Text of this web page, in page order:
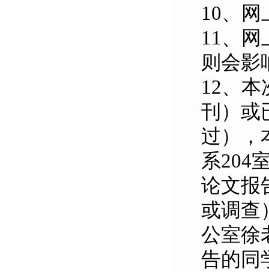
10、
11、
则会影
12、
刊）或
过），
系204
论文报
或调查
公室徐
告的同